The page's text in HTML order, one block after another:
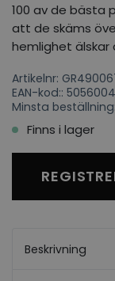
100 av de bästa
att de skäms
hemlighet älskar
Artikelnr:
EAN-kod::
Minsta
Finns i lager
Beskrivning